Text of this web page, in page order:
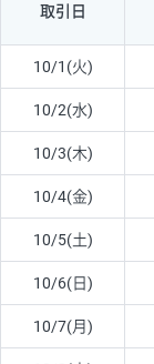
取引日
10/1(火)
10/2(水)
10/3(木)
10/4(金)
10/5(土)
10/6(日)
10/7(月)